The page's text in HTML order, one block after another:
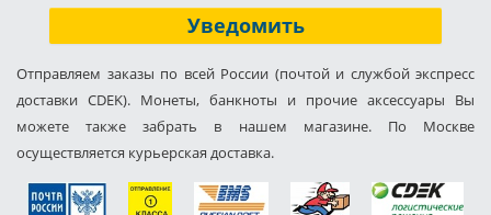
Уведомить
Отправляем заказы по всей России (почтой и службой экспресс
доставки CDEK). Монеты, банкноты и прочие аксессуары Вы
можете также забрать в нашем магазине. По Москве
осуществляется курьерская доставка.